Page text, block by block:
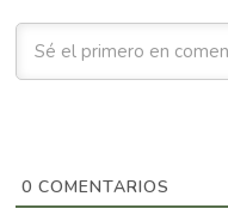
0 COMENTARIOS